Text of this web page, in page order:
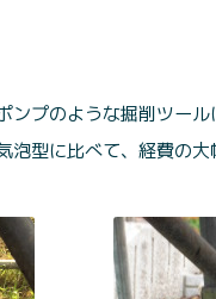
プのような掘削ツー
型に比べて、経費の